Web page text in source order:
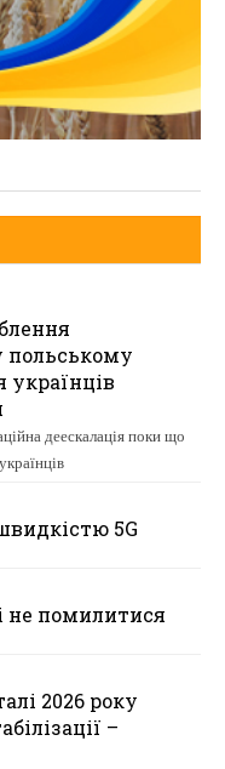
польському
українців
деескалація поки що
5G
не помилитися
2026 року
–